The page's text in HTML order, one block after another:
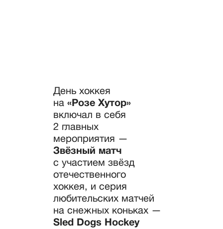
День хоккея
на«Розе Хутор»
включал в себя
2 главных
мероприятия —
Звёзный матч
с участием звёзд
отечественного
хоккея, и серия
любительских матчей
на снежных коньках —
Sled Dogs Hockey